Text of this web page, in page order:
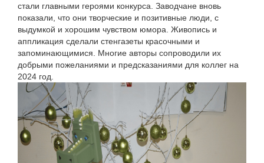
стали главными героями конкурса. Заводчане вновь
показали, что они творческие и позитивные люди, с
выдумкой и хорошим чувством юмора. Живопись и
аппликация сделали стенгазеты красочными и
запоминающимися. Многие авторы сопроводили их
добрыми пожеланиями и предсказаниями для коллег на
2024 год.